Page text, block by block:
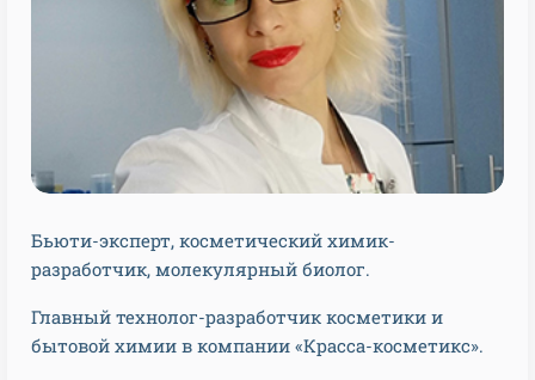
Бьюти-эксперт, косметический химик-
разработчик, молекулярный биолог.
Главный технолог-разработчик косметики и
бытовой химии в компании «Красса-косметикс».